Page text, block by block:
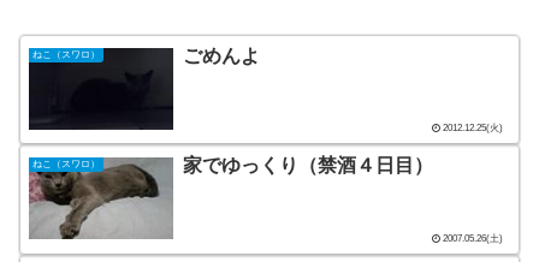
ねこ（スワロ） ごめんよ
2012.12.25(火)
ねこ（スワロ） 家でゆっくり（禁酒４日目）
2007.05.26(土)